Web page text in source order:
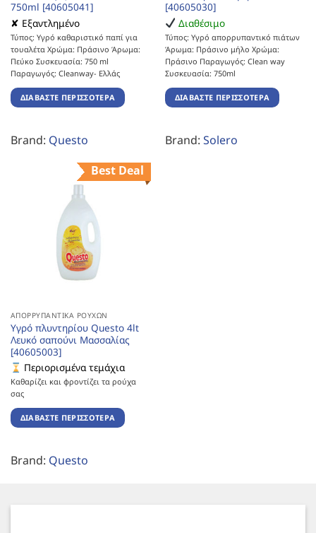
750ml [40605041]
✘ Εξαντλημένο
Τύπος: Υγρό καθαριστικό παπί για
τουαλέτα Χρώμα: Πράσινο Άρωμα:
Πεύκο Συσκευασία: 750 ml
Παραγωγός: Cleanway- Ελλάς
ΔΙΑΒΆΣΤΕ ΠΕΡΙΣΣΌΤΕΡΑ
Brand: Questo
[40605030]
Διαθέσιμο
Τύπος: Υγρό απορρυπαντικό πιάτων
Άρωμα: Πράσινο μήλο Χρώμα:
Πράσινο Παραγωγός: Clean way
Συσκευασία: 750ml
ΔΙΑΒΆΣΤΕ ΠΕΡΙΣΣΌΤΕΡΑ
Brand: Solero
Best Deal
ΑΠΟΡΡΥΠΑΝΤΙΚΆ ΡΟΎΧΩΝ
Υγρό πλυντηρίου Questo 4lt
Λευκό σαπούνι Μασσαλίας
[40605003]
Περιορισμένα τεμάχια
Καθαρίζει και φροντίζει τα ρούχα
σας
ΔΙΑΒΆΣΤΕ ΠΕΡΙΣΣΌΤΕΡΑ
Brand: Questo